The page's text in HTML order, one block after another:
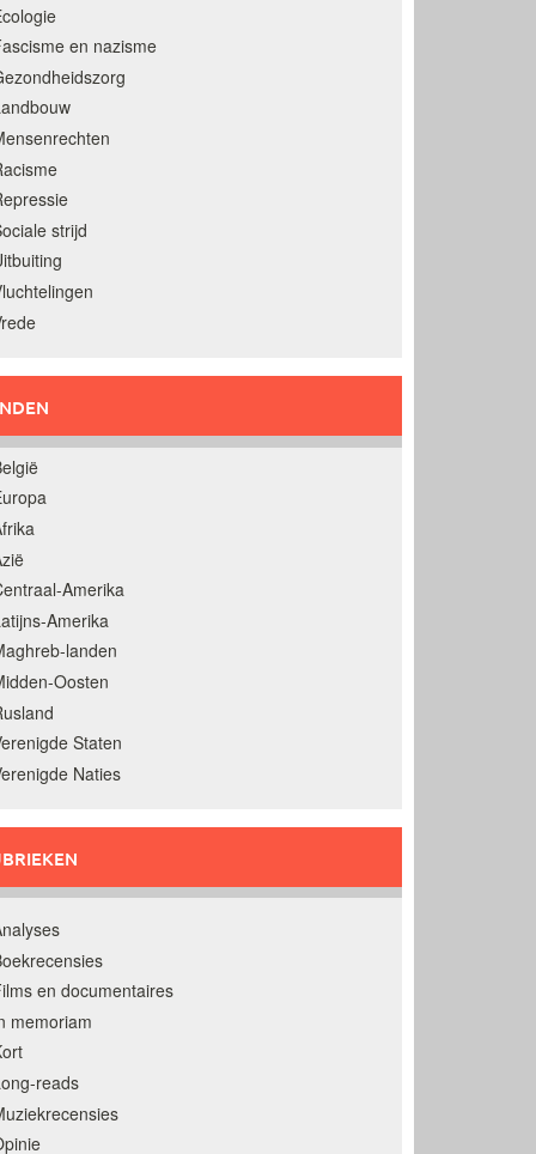
en nazisme
strijd
Amerika
Amerika
landen
Oosten
Staten
Naties
en documentaires
memoriam
reads